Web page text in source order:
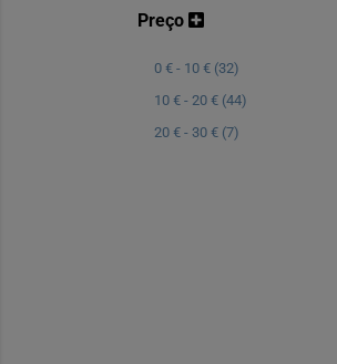
Duobiotic (1)
Eno (2)
Farmoz (1)
Forlax (1)
Preço
0 € - 10 € (32)
10 € - 20 € (44)
20 € - 30 € (7)